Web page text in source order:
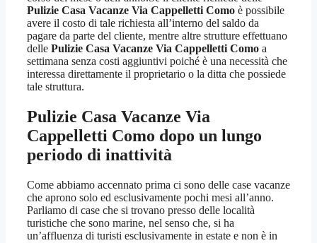
Pulizie Casa Vacanze Via Cappelletti Como è possibile
avere il costo di tale richiesta all’interno del saldo da
pagare da parte del cliente, mentre altre strutture effettuano
delle Pulizie Casa Vacanze Via Cappelletti Como a
settimana senza costi aggiuntivi poiché è una necessità che
interessa direttamente il proprietario o la ditta che possiede
tale struttura.
Pulizie Casa Vacanze Via
Cappelletti Como dopo un lungo
periodo di inattività
Come abbiamo accennato prima ci sono delle case vacanze
che aprono solo ed esclusivamente pochi mesi all’anno.
Parliamo di case che si trovano presso delle località
turistiche che sono marine, nel senso che, si ha
un’affluenza di turisti esclusivamente in estate e non è in